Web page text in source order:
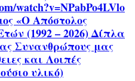
watch?v=NPabPo4LVlo
«Ο Απόστολος
(1992 – 2026) Δίπλα
Συνανθρώπους μας
και Λοιπές
υλικό)